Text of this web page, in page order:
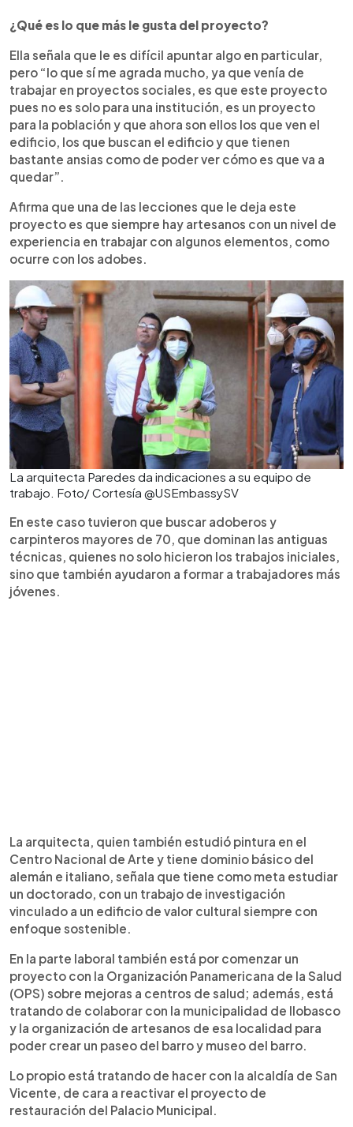
¿Qué es lo que más le gusta del proyecto?
Ella señala que le es difícil apuntar algo en particular,
pero “lo que sí me agrada mucho, ya que venía de
trabajar en proyectos sociales, es que este proyecto
pues no es solo para una institución, es un proyecto
para la población y que ahora son ellos los que ven el
edificio, los que buscan el edificio y que tienen
bastante ansias como de poder ver cómo es que va a
quedar”.
Afirma que una de las lecciones que le deja este
proyecto es que siempre hay artesanos con un nivel de
experiencia en trabajar con algunos elementos, como
ocurre con los adobes.
La arquitecta Paredes da indicaciones a su equipo de
trabajo. Foto/ Cortesía @USEmbassySV
En este caso tuvieron que buscar adoberos y
carpinteros mayores de 70, que dominan las antiguas
técnicas, quienes no solo hicieron los trabajos iniciales,
sino que también ayudaron a formar a trabajadores más
jóvenes.
La arquitecta, quien también estudió pintura en el
Centro Nacional de Arte y tiene dominio básico del
alemán e italiano, señala que tiene como meta estudiar
un doctorado, con un trabajo de investigación
vinculado a un edificio de valor cultural siempre con
enfoque sostenible.
En la parte laboral también está por comenzar un
proyecto con la Organización Panamericana de la Salud
(OPS) sobre mejoras a centros de salud; además, está
tratando de colaborar con la municipalidad de Ilobasco
y la organización de artesanos de esa localidad para
poder crear un paseo del barro y museo del barro.
Lo propio está tratando de hacer con la alcaldía de San
Vicente, de cara a reactivar el proyecto de
restauración del Palacio Municipal.